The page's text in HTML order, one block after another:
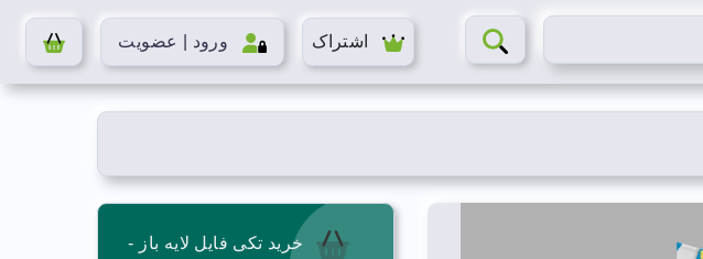
اشتراک ورود | عضویت
خرید تکی فایل لایه باز -